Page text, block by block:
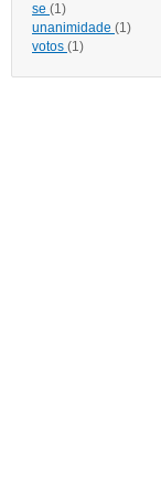
se (1)
unanimidade (1)
votos (1)